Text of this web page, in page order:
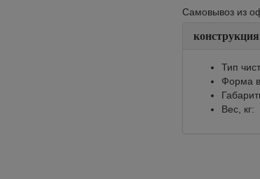
Самовывоз из
конструкция
Тип
Форма
Вес, кг: